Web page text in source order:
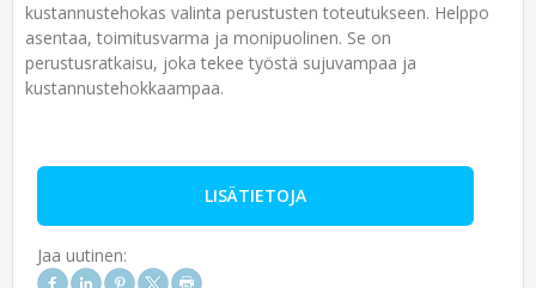
kustannustehokas valinta perustusten toteutukseen. Helppo
asentaa, toimitusvarma ja monipuolinen. Se on
perustusratkaisu, joka tekee työstä sujuvampaa ja
kustannustehokkaampaa.
LISÄTIETOJA
Jaa uutinen: